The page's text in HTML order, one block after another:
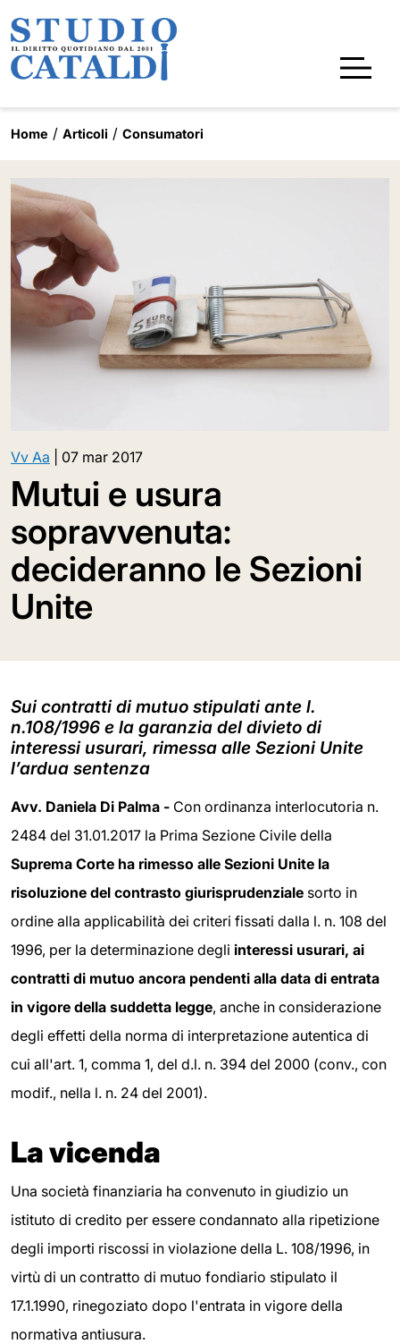
Home Articoli Consumatori
Vv Aa 07 mar 2017
Mutui e usura
sopravvenuta:
decideranno le Sezioni
Unite
Sui contratti di mutuo stipulati ante l.
n.108/1996 e la garanzia del divieto di
interessi usurari, rimessa alle Sezioni Unite
l’ardua sentenza
Avv. Daniela Di Palma - Con ordinanza interlocutoria n.
2484 del 31.01.2017 la Prima Sezione Civile della
Suprema Corte ha rimesso alle Sezioni Unite la
risoluzione del contrasto giurisprudenziale sorto in
ordine alla applicabilità dei criteri fissati dalla l. n. 108 del
1996, per la determinazione degli interessi usurari, ai
contratti di mutuo ancora pendenti alla data di entrata
in vigore della suddetta legge, anche in considerazione
degli effetti della norma di interpretazione autentica di
cui all'art. 1, comma 1, del d.l. n. 394 del 2000 (conv., con
modif., nella l. n. 24 del 2001).
La vicenda
Una società finanziaria ha convenuto in giudizio un
istituto di credito per essere condannato alla ripetizione
degli importi riscossi in violazione della L. 108/1996, in
virtù di un contratto di mutuo fondiario stipulato il
17.1.1990, rinegoziato dopo l'entrata in vigore della
normativa antiusura.